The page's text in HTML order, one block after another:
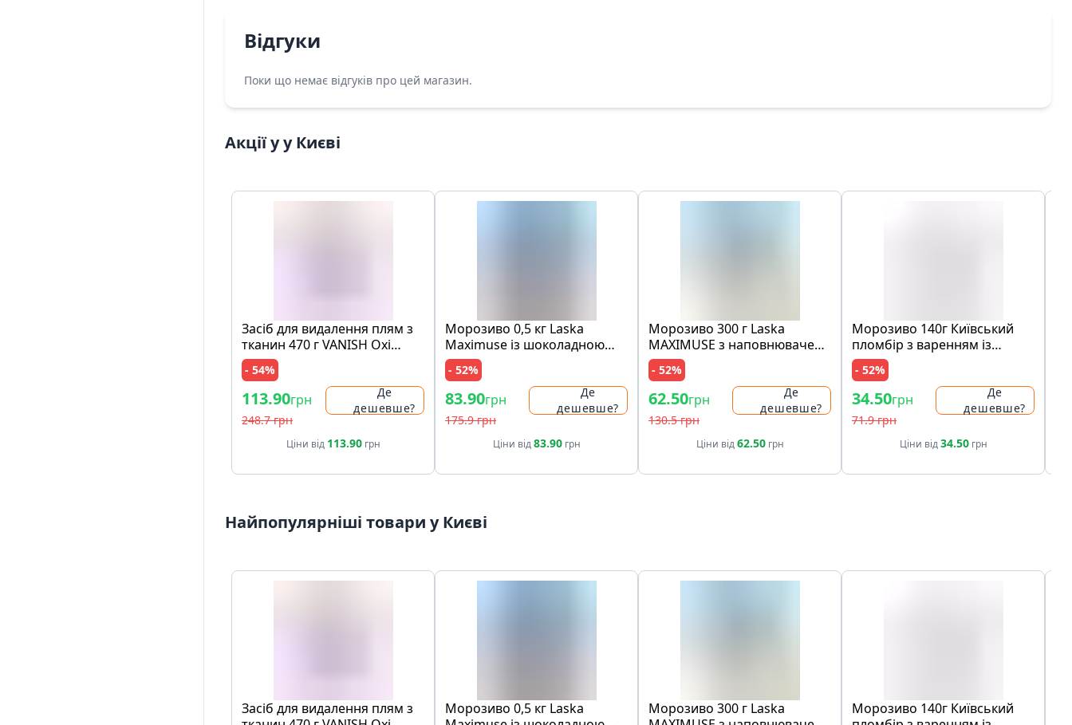
Відгуки
Поки що немає відгуків про цей магазин.
Акції у у Києві
Засіб для видалення плям з
тканин 470 г VANISH Oxi
Action Multifunctional Pink п/
банка
- 54%
113.90грн
248.7 грн
Де
дешевше?
Ціни від 113.90грн
Морозиво 0,5 кг Laska
Maximuse із шоколадною
крихтою та шматочками
печива
- 52%
83.90грн
175.9 грн
Де
дешевше?
Ціни від83.90грн
Морозиво 300 г Laska
MAXIMUSE з наповнювачем
"лимон і медова карамель"
та з крихтами печива карт/
ст
- 52%
62.50грн
130.5 грн
Де
дешевше?
Ціни від62.50грн
Морозиво 140г Київський
пломбір з варенням із
лохини карт/ст
- 52%
34.50грн
71.9 грн
Де
дешевше?
Ціни від34.50грн
Найпопулярніші товари у Києві
Засіб для видалення плям з
Морозиво 0,5 кг Laska
Морозиво 300 г Laska
Морозиво 140г Київський